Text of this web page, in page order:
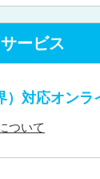
ービス
）対応オンラ
ついて